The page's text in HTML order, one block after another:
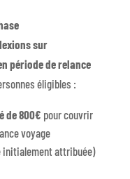
sur
période de relance
éligibles :
de 800€ pour couvrir
voyage
initialement attribuée)